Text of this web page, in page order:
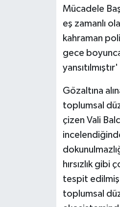
Mücadele
eş zamanlı
kahraman
gece
Gözaltına
toplumsal
çizen Vali
hırsızlık gibi
tespit
toplumsal